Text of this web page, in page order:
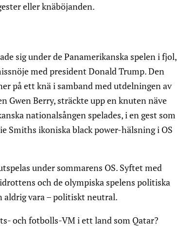
eller knäböjanden.
sig under de Panamerikanska spelen i fjol,
med president Donald Trump. Den
på ett knä i samband med utdelningen av
Gwen Berry, sträckte upp en knuten näve
nationalsången spelades, i en gest som
Smiths ikoniska black power-hälsning i OS
under sommarens OS. Syftet med
och de olympiska spelens politiska
vara – politiskt neutral.
och fotbolls-VM i ett land som Qatar?